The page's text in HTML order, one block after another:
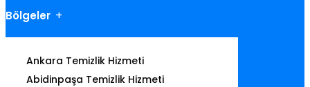
Bölgeler
Ankara Temizlik Hizmeti
Abidinpaşa Temizlik Hizmeti